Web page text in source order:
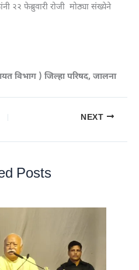
२२ फेब्रुवारी रोजी मोठ्या संख्येने
विभाग ) जिल्हा परिषद, जालना
NEXT
Posts